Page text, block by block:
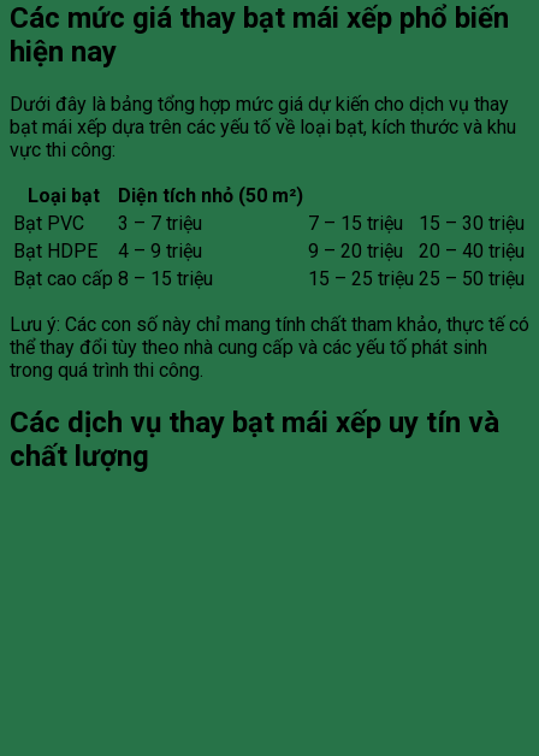
Các mức giá thay bạt mái xếp phổ biến
hiện nay
Dưới đây là bảng tổng hợp mức giá dự kiến cho dịch vụ thay
bạt mái xếp dựa trên các yếu tố về loại bạt, kích thước và khu
vực thi công:
Loại bạt
Diện tích nhỏ (50 m²)
Bạt PVC
3 – 7 triệu 7 – 15 triệu
15 – 30 triệu
Bạt HDPE
4 – 9 triệu 9 – 20 triệu
20 – 40 triệu
Bạt cao cấp 8 – 15 triệu 15 – 25 triệu 25 – 50 triệu
Lưu ý: Các con số này chỉ mang tính chất tham khảo, thực tế có
thể thay đổi tùy theo nhà cung cấp và các yếu tố phát sinh
trong quá trình thi công.
Các dịch vụ thay bạt mái xếp uy tín và
chất lượng